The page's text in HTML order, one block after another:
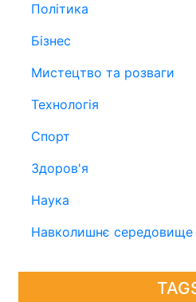
Політика
Бізнес
Мистецтво та розваги
Технологія
Спорт
Здоров'я
Наука
Навколишнє середовище